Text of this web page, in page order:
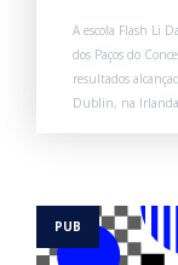
A escola Flash Li
dos Paços do
resultados
Dublin, na